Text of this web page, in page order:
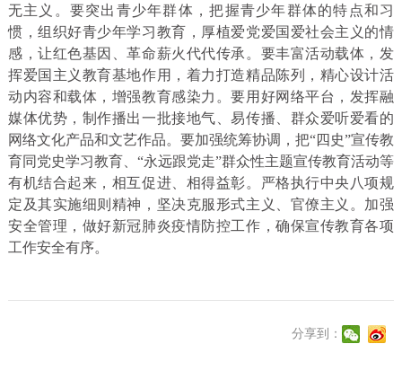
无主义。要突出青少年群体，把握青少年群体的特点和习
惯，组织好青少年学习教育，厚植爱党爱国爱社会主义的情
感，让红色基因、革命薪火代代传承。要丰富活动载体，发
挥爱国主义教育基地作用，着力打造精品陈列，精心设计活
动内容和载体，增强教育感染力。要用好网络平台，发挥融
媒体优势，制作播出一批接地气、易传播、群众爱听爱看的
网络文化产品和文艺作品。要加强统筹协调，把“四史”宣传教
育同党史学习教育、“永远跟党走”群众性主题宣传教育活动等
有机结合起来，相互促进、相得益彰。严格执行中央八项规
定及其实施细则精神，坚决克服形式主义、官僚主义。加强
安全管理，做好新冠肺炎疫情防控工作，确保宣传教育各项
工作安全有序。
分享到：